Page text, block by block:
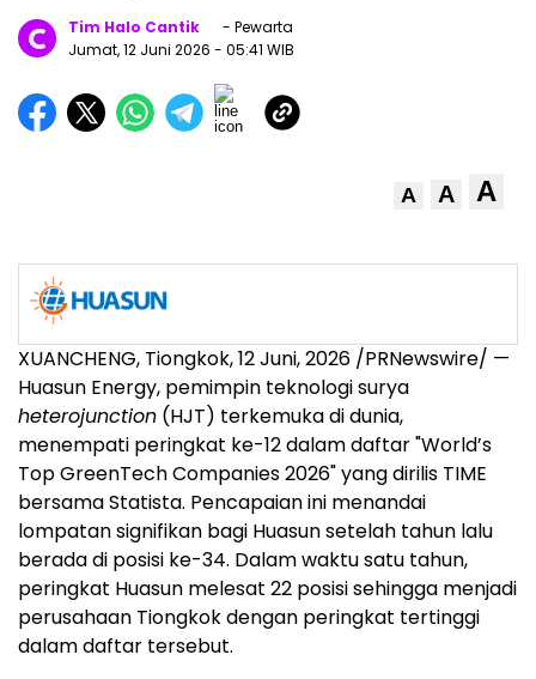
Tim Halo Cantik
- Pewarta
Jumat, 12 Juni 2026 - 05:41 WIB
A A A
XUANCHENG, Tiongkok,12 Juni, 2026 /PRNewswire/ —
Huasun Energy, pemimpin teknologi surya
heterojunction (HJT) terkemuka di dunia,
menempati peringkat ke-12 dalam daftar "World’s
Top GreenTech Companies 2026" yang dirilis TIME
bersama Statista. Pencapaian ini menandai
lompatan signifikan bagi Huasun setelah tahun lalu
berada di posisi ke-34. Dalam waktu satu tahun,
peringkat Huasun melesat 22 posisi sehingga menjadi
perusahaan Tiongkok dengan peringkat tertinggi
dalam daftar tersebut.